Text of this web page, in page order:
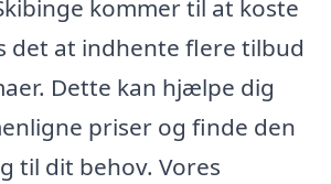
kommer til at koste
det at indhente flere tilbud
Dette kan hjælpe dig
priser og finde den
til dit behov. Vores